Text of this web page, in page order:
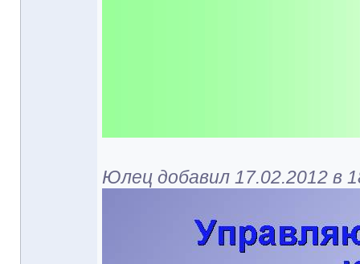
Юлец добавил 17.02.2012 в